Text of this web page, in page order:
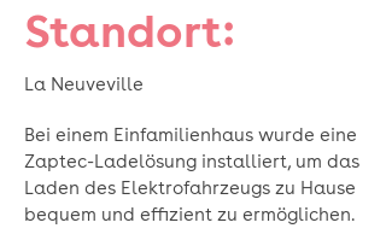
Standort:
La Neuveville
Bei einem Einfamilienhaus wurde eine
Zaptec-Ladelösung installiert, um das
Laden des Elektrofahrzeugs zu Hause
bequem und effizient zu ermöglichen.